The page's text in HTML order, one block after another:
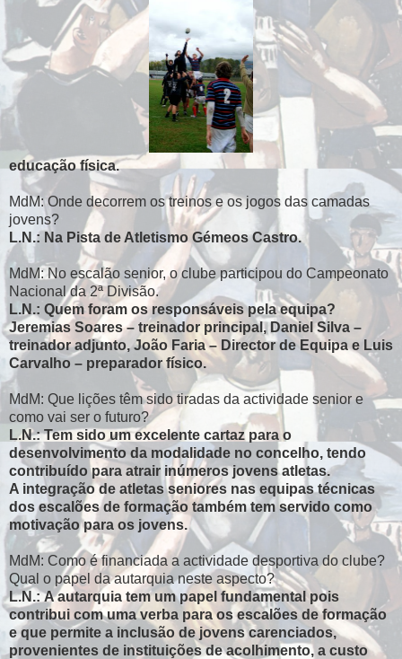
educação física.
MdM: Onde decorrem os treinos e os jogos das camadas
jovens?
L.N.: Na Pista de Atletismo Gémeos Castro.
MdM: No escalão senior, o clube participou do Campeonato
Nacional da 2ª Divisão.
L.N.: Quem foram os responsáveis pela equipa?
Jeremias Soares – treinador principal, Daniel Silva –
treinador adjunto, João Faria – Director de Equipa e Luis
Carvalho – preparador físico.
MdM: Que lições têm sido tiradas da actividade senior e
como vai ser o futuro?
L.N.: Tem sido um excelente cartaz para o
desenvolvimento da modalidade no concelho, tendo
contribuído para atrair inúmeros jovens atletas.
A integração de atletas seniores nas equipas técnicas
dos escalões de formação também tem servido como
motivação para os jovens.
MdM: Como é financiada a actividade desportiva do clube?
Qual o papel da autarquia neste aspecto?
L.N.: A autarquia tem um papel fundamental pois
contribui com uma verba para os escalões de formação
e que permite a inclusão de jovens carenciados,
provenientes de instituições de acolhimento, a custo